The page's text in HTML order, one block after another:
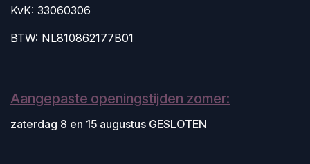
KvK: 33060306
BTW: NL810862177B01
Aangepaste openingstijden zomer:
zaterdag 8 en 15 augustus GESLOTEN